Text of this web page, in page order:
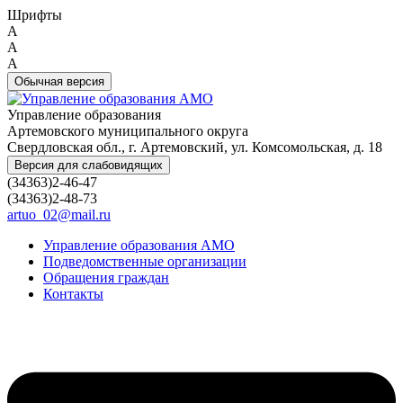
Шрифты
A
A
A
Обычная версия
Управление образования
Артемовского муниципального округа
Свердловская обл., г. Артемовский, ул. Комсомольская, д. 18
Версия для слабовидящих
(34363)2-46-47
(34363)2-48-73
artuo_02@mail.ru
Управление образования АМО
Подведомственные организации
Обращения граждан
Контакты